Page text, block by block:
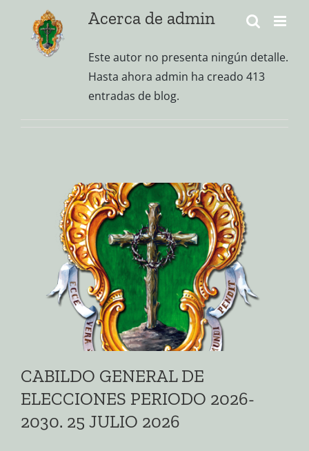
contenido
Acerca de admin
Este autor no presenta ningún detalle.
Hasta ahora admin ha creado 413
entradas de blog.
CABILDO GENERAL DE
ELECCIONES PERIODO 2026-
2030. 25 JULIO 2026